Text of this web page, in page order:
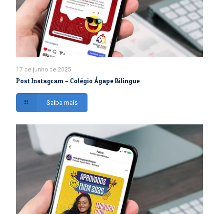
17 de junho de 2025
Post Instagram – Colégio Ágape Bilíngue
Saiba mais